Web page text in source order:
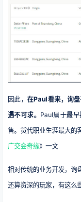
因此，在Paul看来，询
遇不可求。 Paul属于最
售。货代职业生涯最大的
广交会奇缘》一文
相对传统的业务开发，询
还算资深的玩家，有这么